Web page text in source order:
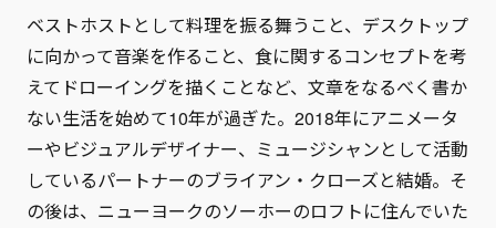
ベストホストとして料理を振る舞うこと、デスクトップ
に向かって音楽を作ること、食に関するコンセプトを考
えてドローイングを描くことなど、文章をなるべく書か
ない生活を始めて10年が過ぎた。2018年にアニメータ
ーやビジュアルデザイナー、ミュージシャンとして活動
しているパートナーのブライアン・クローズと結婚。そ
の後は、ニューヨークのソーホーのロフトに住んでいた